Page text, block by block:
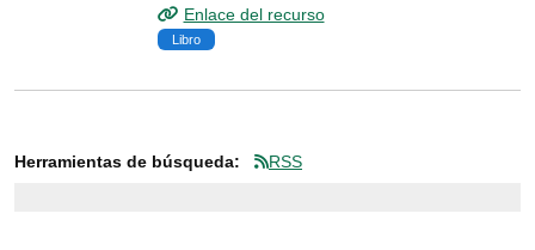
Enlace del recurso
Libro
Herramientas de búsqueda: RSS